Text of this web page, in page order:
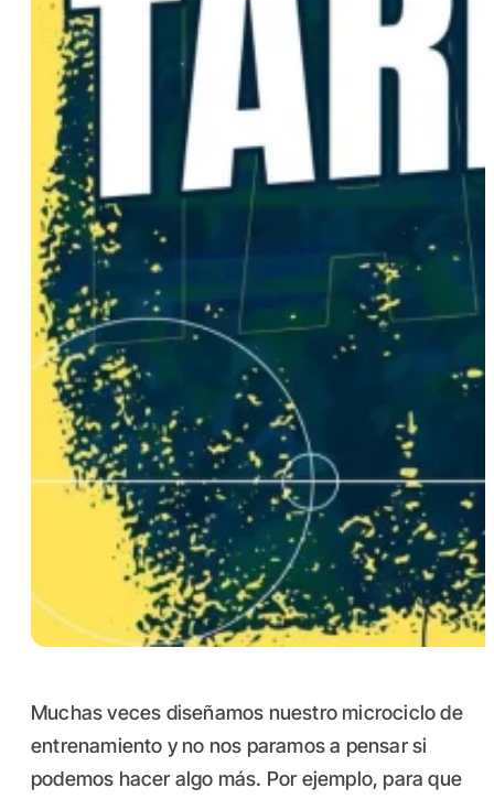
Muchas veces diseñamos nuestro microciclo de
entrenamiento y no nos paramos a pensar si
podemos hacer algo más. Por ejemplo, para que